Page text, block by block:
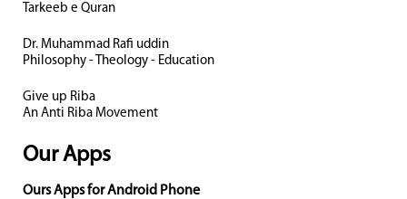
Tarkeeb e Quran
Dr. Muhammad Rafi uddin
Philosophy - Theology - Education
Give up Riba
An Anti Riba Movement
Our Apps
Ours Apps for Android Phone